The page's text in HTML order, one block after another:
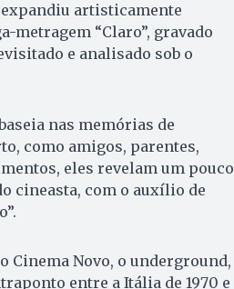
artisticamente
metragem “Claro”, gravado
e analisado sob o
nas memórias de
como amigos, parentes,
eles revelam um pouco
cineasta, com o auxílio de
Cinema Novo, o underground,
entre a Itália de 1970 e